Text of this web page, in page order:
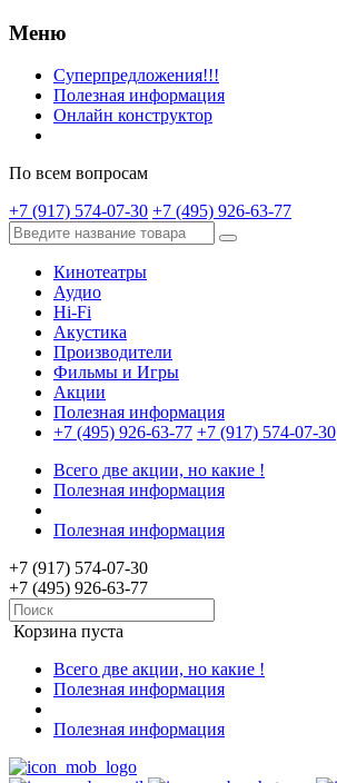
Меню
Суперпредложения!!!
Полезная информация
Онлайн конструктор
По всем вопросам
+7 (917) 574-07-30 +7 (495) 926-63-77
Кинотеатры
Аудио
Hi-Fi
Акустика
Производители
Фильмы и Игры
Акции
Полезная информация
+7 (495) 926-63-77 +7 (917) 574-07-30
Всего две акции, но какие !
Полезная информация
Полезная информация
+7 (917) 574-07-30
+7 (495) 926-63-77
Корзина пуста
Всего две акции, но какие !
Полезная информация
Полезная информация